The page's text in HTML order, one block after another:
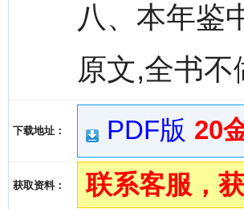
八、本年鉴
原文,全书不
下载地址： PDF版 20
获取资料： 联系客服，